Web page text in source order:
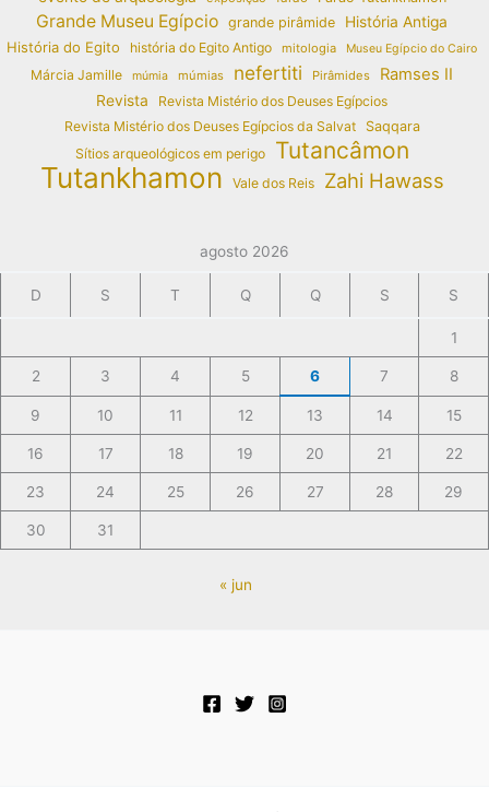
Grande Museu Egípcio grande pirâmide
História Antiga
História do Egito
história do Egito Antigo mitologia Museu Egípcio do Cairo
Márcia Jamille múmia múmias nefertiti Pirâmides Ramses II
Revista
Revista Mistério dos Deuses Egípcios
Revista Mistério dos Deuses Egípcios da Salvat
Saqqara
Sítios arqueológicos em perigo
Tutancâmon
Tutankhamon Vale dos Reis Zahi Hawass
agosto 2026
D S T Q Q S S
1
2 3 4 5 6 7 8
9 10 11 12 13 14 15
16 17 18 19 20 21 22
23 24 25 26 27 28 29
30 31
« jun